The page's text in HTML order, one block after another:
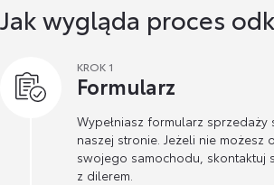
Jak wygląda proces
KROK 1
Formularz
Wypełniasz formularz sprzedaży
naszej stronie. Jeżeli nie możesz
swojego samochodu, skontaktuj
z dilerem.